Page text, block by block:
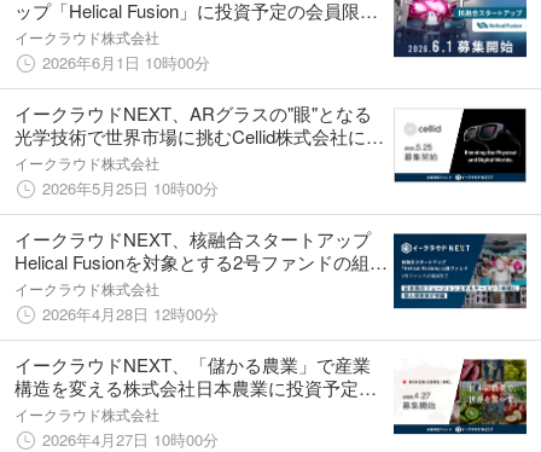
ップ「Helical Fusion」に投資予定の会員限定
ファンドを6月1日に募集開始
イークラウド株式会社
2026年6月1日 10時00分
イークラウドNEXT、ARグラスの"眼"となる
光学技術で世界市場に挑むCellid株式会社に投
資予定の個別銘柄ファンドを5月25日に募集開
始
イークラウド株式会社
2026年5月25日 10時00分
イークラウドNEXT、核融合スタートアップ
Helical Fusionを対象とする2号ファンドの組成
を完了
イークラウド株式会社
2026年4月28日 12時00分
イークラウドNEXT、「儲かる農業」で産業
構造を変える株式会社日本農業に投資予定の
個別銘柄ファンドを4月27日に募集開始
イークラウド株式会社
2026年4月27日 10時00分